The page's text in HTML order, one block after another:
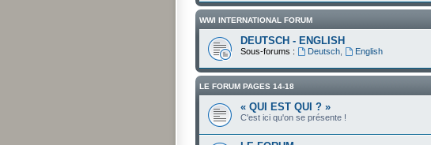
WWI INTERNATIONAL FORUM
DEUTSCH - ENGLISH
Sous-forums : Deutsch, English
LE FORUM PAGES 14-18
« QUI EST QUI ? »
C'est ici qu'on se présente !